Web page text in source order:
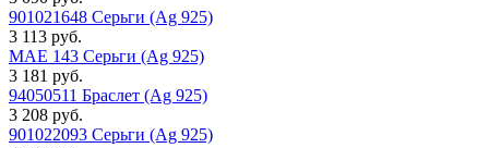
901021648 Серьги (Ag 925)
3 113 руб.
MAE 143 Серьги (Ag 925)
3 181 руб.
94050511 Браслет (Ag 925)
3 208 руб.
901022093 Серьги (Ag 925)